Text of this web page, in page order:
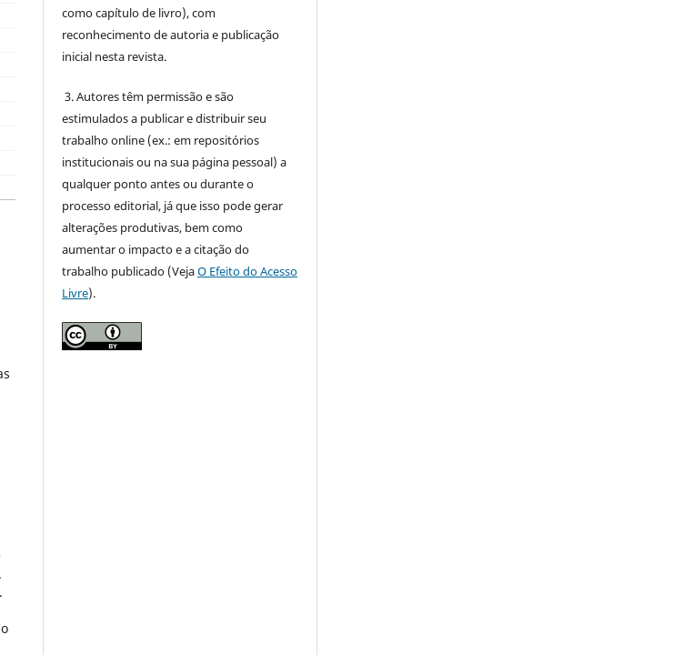
como capítulo de livro), com
reconhecimento de autoria e publicação
inicial nesta revista.
3. Autores têm permissão e são
estimulados a publicar e distribuir seu
trabalho online (ex.: em repositórios
institucionais ou na sua página pessoal) a
qualquer ponto antes ou durante o
processo editorial, já que isso pode gerar
alterações produtivas, bem como
aumentar o impacto e a citação do
trabalho publicado (VejaO Efeito do Acesso
Livre).